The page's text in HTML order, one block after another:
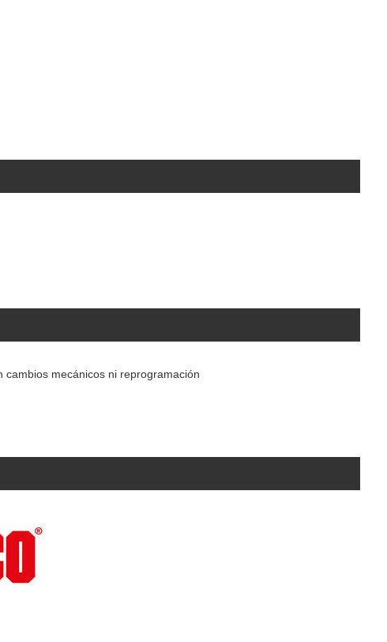
mecánicos ni reprogramación